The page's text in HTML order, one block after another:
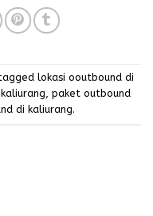
lokasi ooutbound di
paket outbound
di kaliurang.